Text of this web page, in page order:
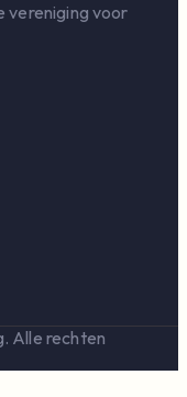
vereniging voor
Alle rechten